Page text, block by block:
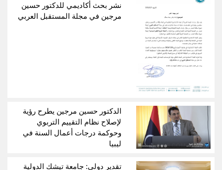
نشر بحث أكاديمي للدكتور حسين
مرجين في مجلة المستقبل العربي
الدكتور حسين مرجين يطرح رؤية
لإصلاح نظام التقييم التربوي
وحوكمة درجات أعمال السنة في
ليبيا
تقدير دولي: جامعة تيشك الدولية